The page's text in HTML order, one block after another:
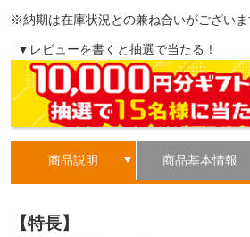
※納期は在庫状況との兼ね合いがございま
▼レビューを書くと抽選で当たる！
商品説明 商品基本情報
【特長】